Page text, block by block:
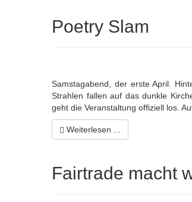
Poetry Slam
Samstagabend, der erste April.
Strahlen fallen auf das dunkle
geht die Veranstaltung offiziell los.
Weiterlesen ...
Fairtrade macht